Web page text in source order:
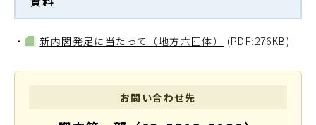
・ 新内閣発足に当たって（地方六団体） (PDF:276KB)
お問い合わせ先